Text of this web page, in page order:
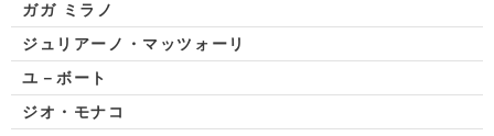
ガガ ミラノ
ジュリアーノ・マッツォーリ
ユ－ボート
ジオ・モナコ